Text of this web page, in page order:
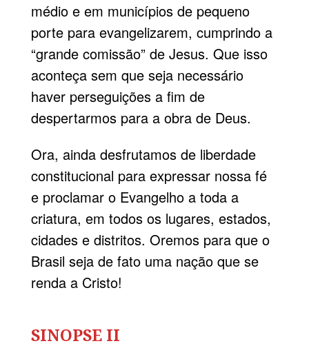
médio e em municípios de pequeno
porte para evangelizarem, cumprindo a
“grande comissão” de Jesus. Que isso
aconteça sem que seja necessário
haver perseguições a fim de
despertarmos para a obra de Deus.
Ora, ainda desfrutamos de liberdade
constitucional para expressar nossa fé
e proclamar o Evangelho a toda a
criatura, em todos os lugares, estados,
cidades e distritos. Oremos para que o
Brasil seja de fato uma nação que se
renda a Cristo!
SINOPSE II